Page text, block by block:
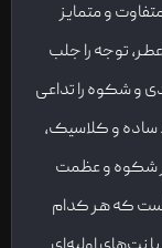
و متمایز
توجه را جلب
شکوه را تداعی
و کلاسیک،
شکوه و عظمت
که هر کدام